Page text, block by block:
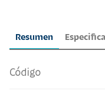
Resumen
Código